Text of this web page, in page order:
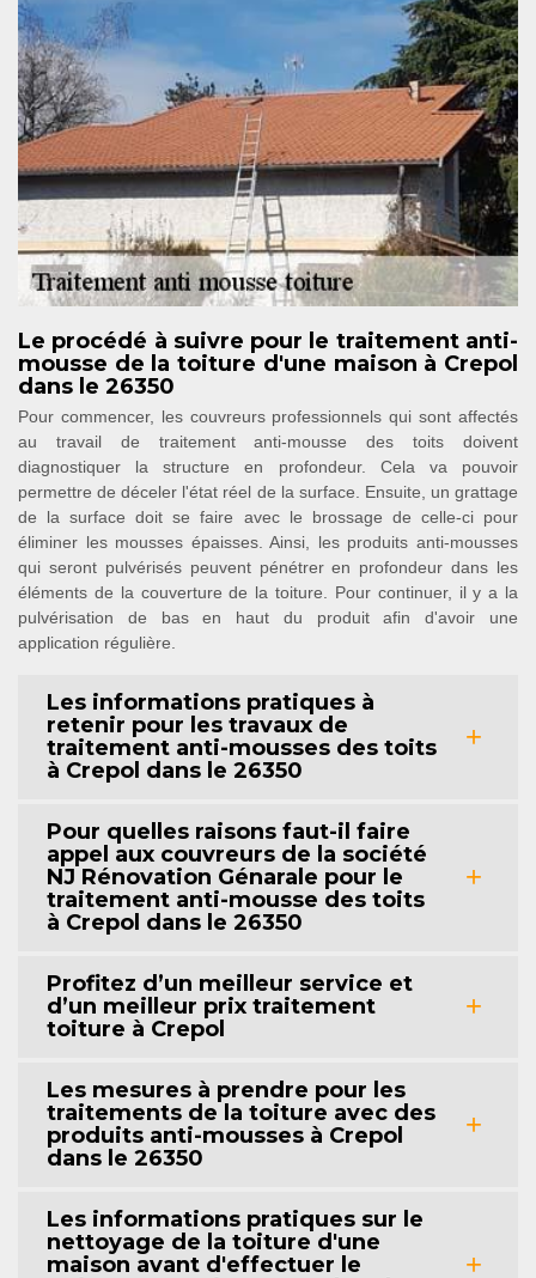
Le procédé à suivre pour le traitement anti-
mousse de la toiture d'une maison à Crepol
dans le 26350
Pour commencer, les couvreurs professionnels qui sont affectés
au travail de traitement anti-mousse des toits doivent
diagnostiquer la structure en profondeur. Cela va pouvoir
permettre de déceler l'état réel de la surface. Ensuite, un grattage
de la surface doit se faire avec le brossage de celle-ci pour
éliminer les mousses épaisses. Ainsi, les produits anti-mousses
qui seront pulvérisés peuvent pénétrer en profondeur dans les
éléments de la couverture de la toiture. Pour continuer, il y a la
pulvérisation de bas en haut du produit afin d'avoir une
application régulière.
Les informations pratiques à
retenir pour les travaux de
traitement anti-mousses des toits
à Crepol dans le 26350
Pour quelles raisons faut-il faire
appel aux couvreurs de la société
NJ Rénovation Génarale pour le
traitement anti-mousse des toits
à Crepol dans le 26350
Profitez d’un meilleur service et
d’un meilleur prix traitement
toiture à Crepol
Les mesures à prendre pour les
traitements de la toiture avec des
produits anti-mousses à Crepol
dans le 26350
Les informations pratiques sur le
nettoyage de la toiture d'une
maison avant d'effectuer le